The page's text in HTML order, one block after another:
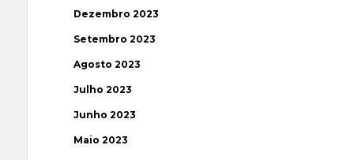
Dezembro 2023
Setembro 2023
Agosto 2023
Julho 2023
Junho 2023
Maio 2023